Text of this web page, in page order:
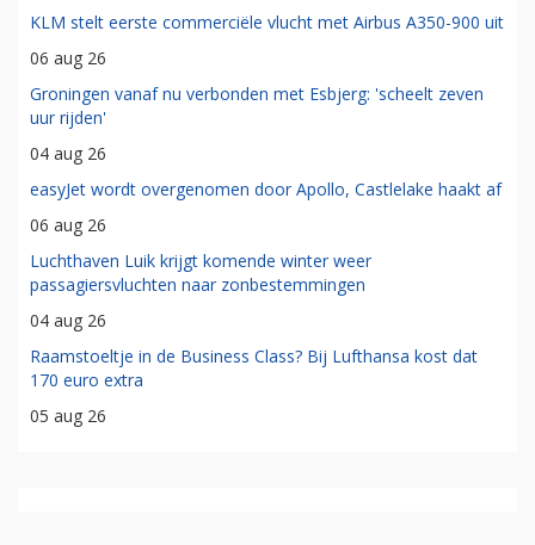
KLM stelt eerste commerciële vlucht met Airbus A350-900 uit
06 aug 26
Groningen vanaf nu verbonden met Esbjerg: 'scheelt zeven
uur rijden'
04 aug 26
easyJet wordt overgenomen door Apollo, Castlelake haakt af
06 aug 26
Luchthaven Luik krijgt komende winter weer
passagiersvluchten naar zonbestemmingen
04 aug 26
Raamstoeltje in de Business Class? Bij Lufthansa kost dat
170 euro extra
05 aug 26